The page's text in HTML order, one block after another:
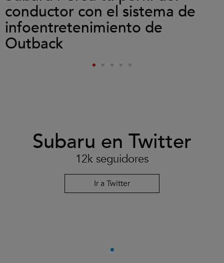
conductor con el sistema de
infoentretenimiento de
Outback
Subaru en Twitter
12k seguidores
Ir a Twitter